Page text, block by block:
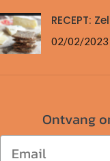
RECEPT:
02/02/2023
Ontvang
Email